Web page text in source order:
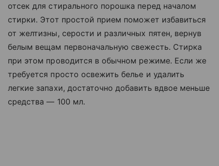
отсек для стирального порошка перед началом
стирки. Этот простой прием поможет избавиться
от желтизны, серости и различных пятен, вернув
белым вещам первоначальную свежесть. Стирка
при этом проводится в обычном режиме. Если же
требуется просто освежить белье и удалить
легкие запахи, достаточно добавить вдвое меньше
средства — 100 мл.